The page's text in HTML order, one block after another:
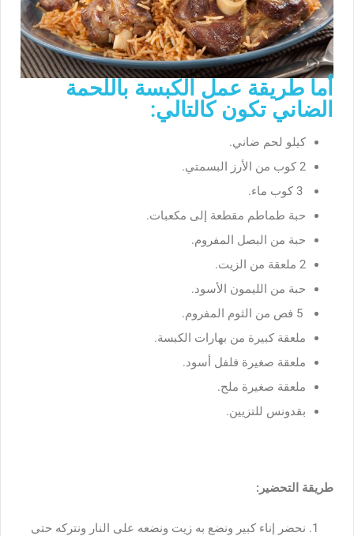
أما طريقة عمل الكبسة باللحمة
الضاني تكون كالتالي:
كيلو لحم ضاني.
2 كوب من الأرز البسمتي.
حبة طماطم مقطعة إلى مكعبات.
حبة من البصل المفروم.
2 ملعقة من الزيت.
حبة من الليمون الأسود.
ملعقة كبيرة من بهارات الكبسة.
ملعقة صغيرة فلفل أسود.
ملعقة صغيرة ملح.
بقدونس للتزيين.
طريقة التحضير:
نحضر إناء كبير ونضع به زيت ونضعه على النار ونتركه حتى